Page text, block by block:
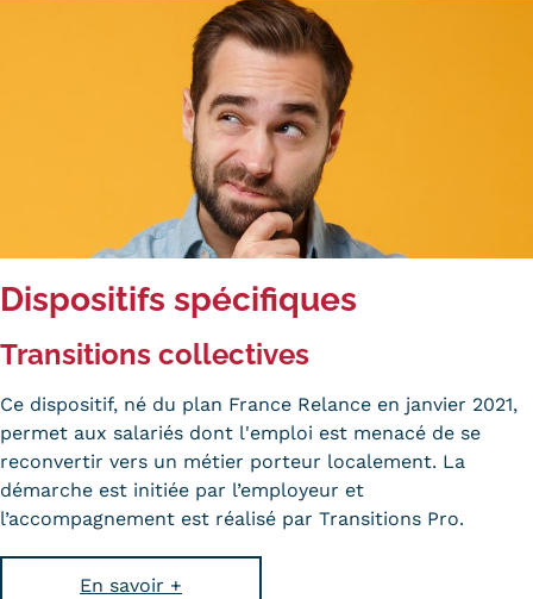
Dispositifs spécifiques
Transitions collectives
Ce dispositif, né du plan France Relance en janvier 2021,
permet aux salariés dont l'emploi est menacé de se
reconvertir vers un métier porteur localement. La
démarche est initiée par l’employeur et
l’accompagnement est réalisé par Transitions Pro.
En savoir +